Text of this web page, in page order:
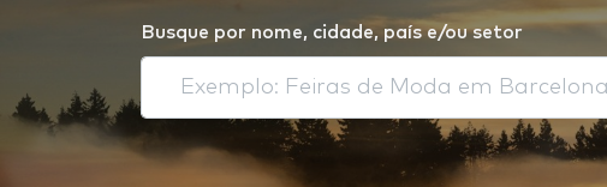
Busque por nome, cidade, país e/ou setor